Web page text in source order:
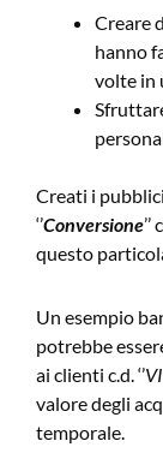
Creare
hanno
volte in
Creati i
‘’Conversione
questo
Un esempio
potrebbe
ai clienti c.d. ‘’
valore degli
temporale.